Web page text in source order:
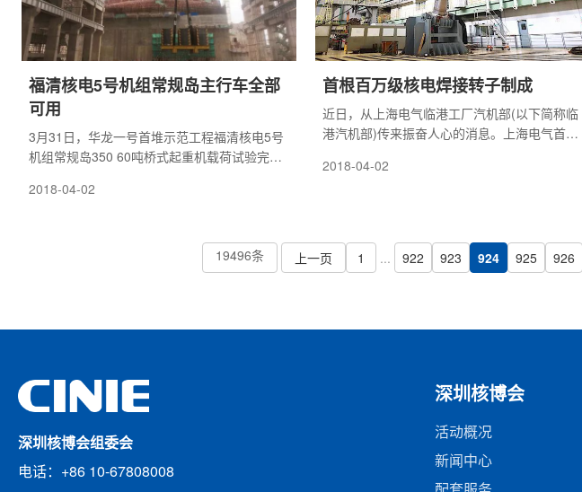
福清核电5号机组常规岛主行车全部
可用
3月31日，华龙一号首堆示范工程福清核电5号
机组常规岛350 60吨桥式起重机载荷试验完
规岛设备的引入奠定了基础。主行车是常规岛
2018-04-02
首根百万级核电焊接转子制成
近日，从上海电气临港工厂汽机部(以下简称临
港汽机部)传来振奋人心的消息。上海电气首根
自主知识产权的华龙一号项目出口巴基斯坦。
2018-04-02
19496条 上一页 1 ... 922 923 924 925 926
深圳核博会组委会
电话：+86 10-67808008
深圳核博会
活动概况
新闻中心